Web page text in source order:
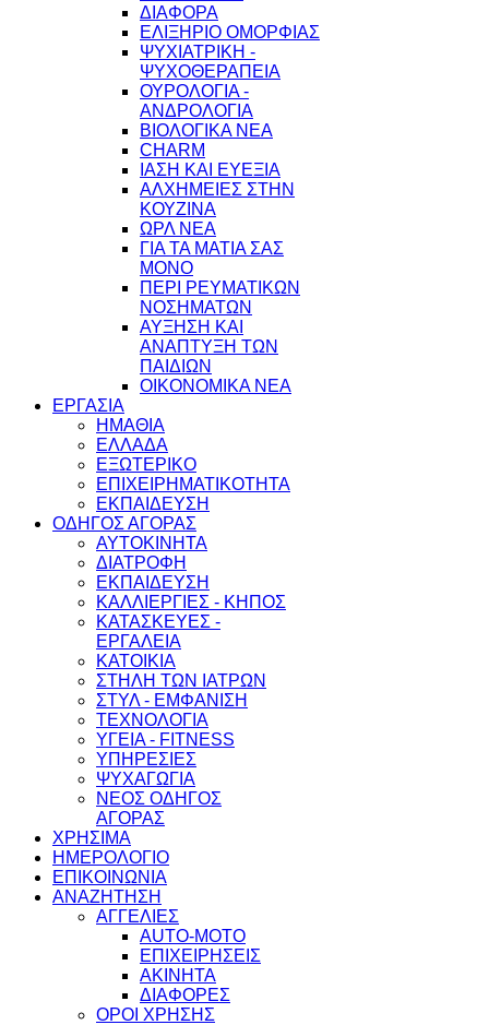
ΔΙΑΦΟΡΑ
ΕΛΙΞΗΡΙΟ ΟΜΟΡΦΙΑΣ
ΨΥΧΙΑΤΡΙΚΗ -
ΨΥΧΟΘΕΡΑΠΕΙΑ
ΟΥΡΟΛΟΓΙΑ -
ΑΝΔΡΟΛΟΓΙΑ
ΒΙΟΛΟΓΙΚΑ ΝΕΑ
CHARM
ΙΑΣΗ ΚΑΙ ΕΥΕΞΙΑ
ΑΛΧΗΜΕΙΕΣ ΣΤΗΝ
ΚΟΥΖΙΝΑ
ΩΡΛ ΝEA
ΓΙΑ ΤΑ ΜΑΤΙΑ ΣΑΣ
ΜΟΝΟ
ΠΕΡΙ ΡΕΥΜΑΤΙΚΩΝ
ΝΟΣΗΜΑΤΩΝ
ΑΥΞΗΣΗ ΚΑΙ
ΑΝΑΠΤΥΞΗ ΤΩΝ
ΠΑΙΔΙΩΝ
ΟΙΚΟΝΟΜΙΚΑ ΝΕΑ
ΕΡΓΑΣΙΑ
ΗΜΑΘΙΑ
ΕΛΛΑΔΑ
ΕΞΩΤΕΡΙΚΟ
ΕΠΙΧΕΙΡΗΜΑΤΙΚΟΤΗΤΑ
ΕΚΠΑΙΔΕΥΣΗ
ΟΔΗΓΟΣ ΑΓΟΡΑΣ
ΑΥΤΟΚΙΝΗΤΑ
ΔΙΑΤΡΟΦΗ
ΕΚΠΑΙΔΕΥΣΗ
ΚΑΛΛΙΕΡΓΙΕΣ - ΚΗΠΟΣ
ΚΑΤΑΣΚΕΥΕΣ -
ΕΡΓΑΛΕΙΑ
ΚΑΤΟΙΚΙΑ
ΣΤΗΛΗ ΤΩΝ ΙΑΤΡΩΝ
ΣΤΥΛ - ΕΜΦΑΝΙΣΗ
ΤΕΧΝΟΛΟΓΙΑ
ΥΓΕΙΑ - FITNESS
ΥΠΗΡΕΣΙΕΣ
ΨΥΧΑΓΩΓΙΑ
ΝΕΟΣ ΟΔΗΓΟΣ
ΑΓΟΡΑΣ
ΧΡΗΣΙΜΑ
ΗΜΕΡΟΛΟΓΙΟ
ΕΠΙΚΟΙΝΩΝΙΑ
ΑΝΑΖΗΤΗΣΗ
ΑΓΓΕΛΙΕΣ
AUTO-MOTO
ΕΠΙΧΕΙΡΗΣΕΙΣ
ΑΚΙΝΗΤΑ
ΔΙΑΦΟΡΕΣ
ΟΡΟΙ ΧΡΗΣΗΣ